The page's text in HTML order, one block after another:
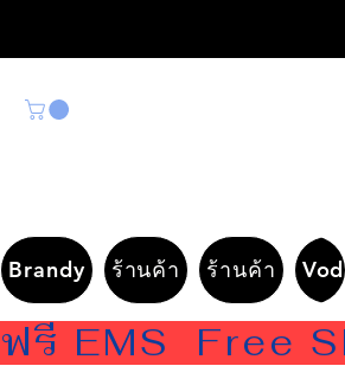
Brandy ร้านค้า ร้านค้า